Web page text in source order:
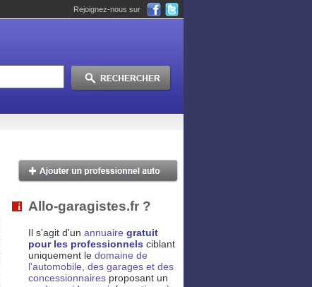
Rejoignez-nous sur
Allo-garagistes.fr ?
Il s'agit d'un annuaire gratuit
pour les professionnels ciblant
uniquement le domaine de
l'automobile, des garages et des
concessionnaires proposant un